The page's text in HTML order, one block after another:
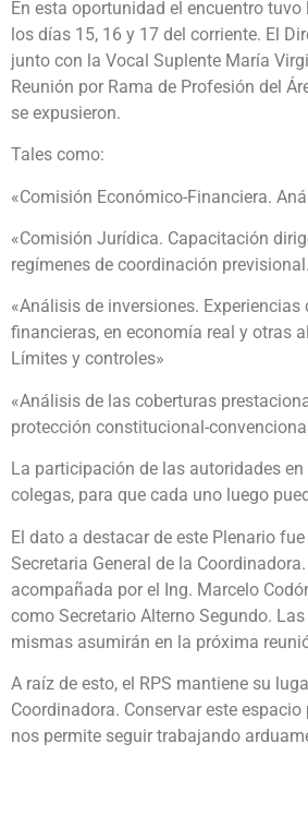
En esta oportunidad el encuentro
los días 15, 16 y 17 del corriente. El
junto con la Vocal Suplente María
Reunión por Rama de Profesión del
se expusieron.
Tales como:
«Comisión Económico-Financiera.
«Comisión Jurídica. Capacitación
regímenes de coordinación
«Análisis de inversiones.
financieras, en economía real y otras
Límites y controles»
«Análisis de las coberturas
protección constitucional-
La participación de las autoridades
colegas, para que cada uno luego
El dato a destacar de este Plenario
Secretaria General de la
acompañada por el Ing. Marcelo
como Secretario Alterno Segundo. Las
mismas asumirán en la próxima
A raíz de esto, el RPS mantiene su
Coordinadora. Conservar este
nos permite seguir trabajando